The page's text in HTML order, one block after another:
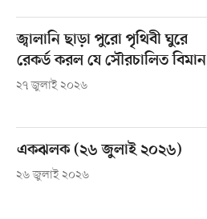
জ্বালানি ছাড়া পুরো পৃথিবী ঘুরে
রেকর্ড করল যে সৌরচালিত বিমান
২৭ জুলাই ২০২৬
একঝলক (২৬ জুলাই ২০২৬)
২৬ জুলাই ২০২৬